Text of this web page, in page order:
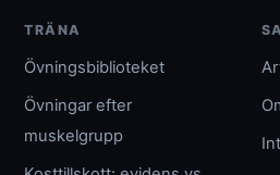
TRÄNA
Övningsbiblioteket
Övningar efter
muskelgrupp